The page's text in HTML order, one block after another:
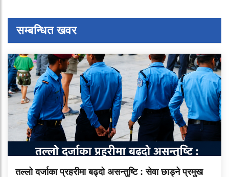
सम्बन्धित खवर
तल्लो दर्जाका प्रहरीमा बढ्दो असन्तुष्टि : सेवा छाड्ने प्रमुख